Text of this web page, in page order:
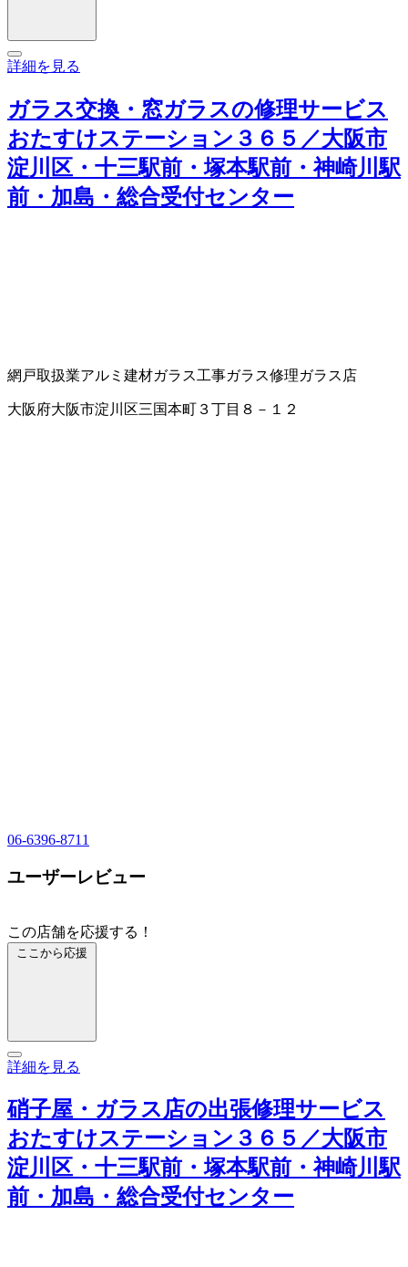
詳細を見る
ガラス交換・窓ガラスの修理サービス
おたすけステーション３６５／大阪市
淀川区・十三駅前・塚本駅前・神崎川駅
前・加島・総合受付センター
網戸取扱業アルミ建材ガラス工事ガラス修理ガラス店
大阪府大阪市淀川区三国本町３丁目８－１２
06-6396-8711
ユーザーレビュー
この店舗を応援する！
ここから応援
詳細を見る
硝子屋・ガラス店の出張修理サービス
おたすけステーション３６５／大阪市
淀川区・十三駅前・塚本駅前・神崎川駅
前・加島・総合受付センター